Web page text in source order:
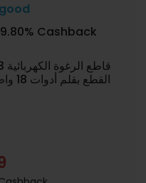
Cashback